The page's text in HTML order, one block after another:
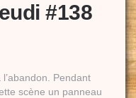
#138
Pendant
scène un panneau